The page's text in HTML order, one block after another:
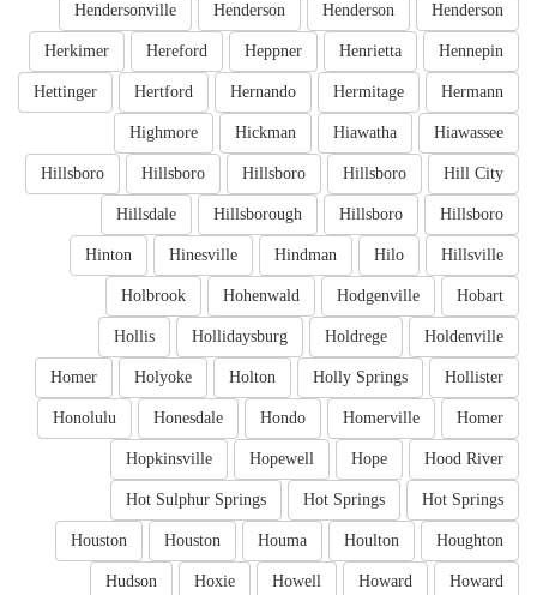
Henderson
Henderson
Henderson
Hendersonville
Hennepin
Henrietta
Heppner
Hereford
Herkimer
Hermann
Hermitage
Hernando
Hertford
Hettinger
Hiawassee
Hiawatha
Hickman
Highmore
Hill City
Hillsboro
Hillsboro
Hillsboro
Hillsboro
Hillsboro
Hillsboro
Hillsborough
Hillsdale
Hillsville
Hilo
Hindman
Hinesville
Hinton
Hobart
Hodgenville
Hohenwald
Holbrook
Holdenville
Holdrege
Hollidaysburg
Hollis
Hollister
Holly Springs
Holton
Holyoke
Homer
Homer
Homerville
Hondo
Honesdale
Honolulu
Hood River
Hope
Hopewell
Hopkinsville
Hot Springs
Hot Springs
Hot Sulphur Springs
Houghton
Houlton
Houma
Houston
Houston
Howard
Howard
Howell
Hoxie
Hudson